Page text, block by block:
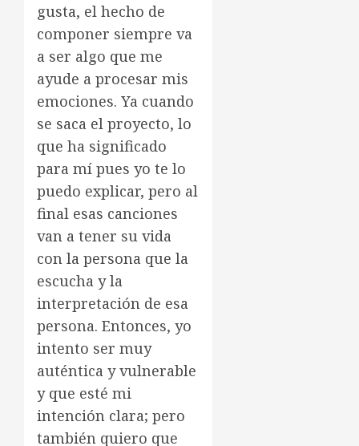
gusta, el hecho de
componer siempre va
a ser algo que me
ayude a procesar mis
emociones. Ya cuando
se saca el proyecto, lo
que ha significado
para mí pues yo te lo
puedo explicar, pero al
final esas canciones
van a tener su vida
con la persona que la
escucha y la
interpretación de esa
persona. Entonces, yo
intento ser muy
auténtica y vulnerable
y que esté mi
intención clara; pero
también quiero que